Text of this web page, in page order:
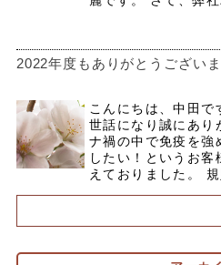
2022年度もありがとうござい
こんにちは、中田で
世話になり誠にあり
ナ禍の中で免疫を強
したい！というお
えておりました。